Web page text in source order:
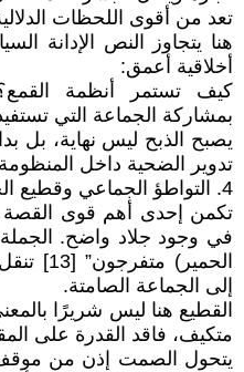
تعد من أقوى اللحظات
هنا يتجاوز النص الإدانة
أخلاقية أعمق:
كيف تستمر أنظمة
بمشاركة الجماعة التي
يصبح الذبح ليس نهاية، بل
تدوير الضحية داخل
4. التواطؤ الجماعي وقطيع الحمير
تكمن إحدى أهم قوى القصة
في وجود جلاد واضح. الجملة
الحمير)
إلى الجماعة الصامتة.
القطيع هنا ليس شريرًا
متكيف، فاقد القدرة على
يتحول الصمت إذن من